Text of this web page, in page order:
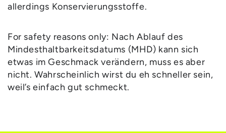
allerdings Konservierungsstoffe.
For safety reasons only: Nach Ablauf des
Mindesthaltbarkeitsdatums (MHD) kann sich
etwas im Geschmack verändern, muss es aber
nicht. Wahrscheinlich wirst du eh schneller sein,
weil’s einfach gut schmeckt.